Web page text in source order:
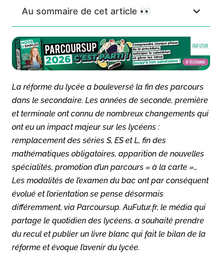
Au sommaire de cet article 👀
La réforme du lycée a bouleversé la fin des parcours
dans le secondaire. Les années de seconde, première
et terminale ont connu de nombreux changements qui
ont eu un impact majeur sur les lycéens :
remplacement des séries S, ES et L, fin des
mathématiques obligatoires, apparition de nouvelles
spécialités, promotion d’un parcours « à la carte »…
Les modalités de l’examen du bac ont par conséquent
évolué et l’orientation se pense désormais
différemment, via Parcoursup. AuFutur.fr, le média qui
partage le quotidien des lycéens, a souhaité prendre
du recul et publier un livre blanc qui fait le bilan de la
réforme et évoque l’avenir du lycée.